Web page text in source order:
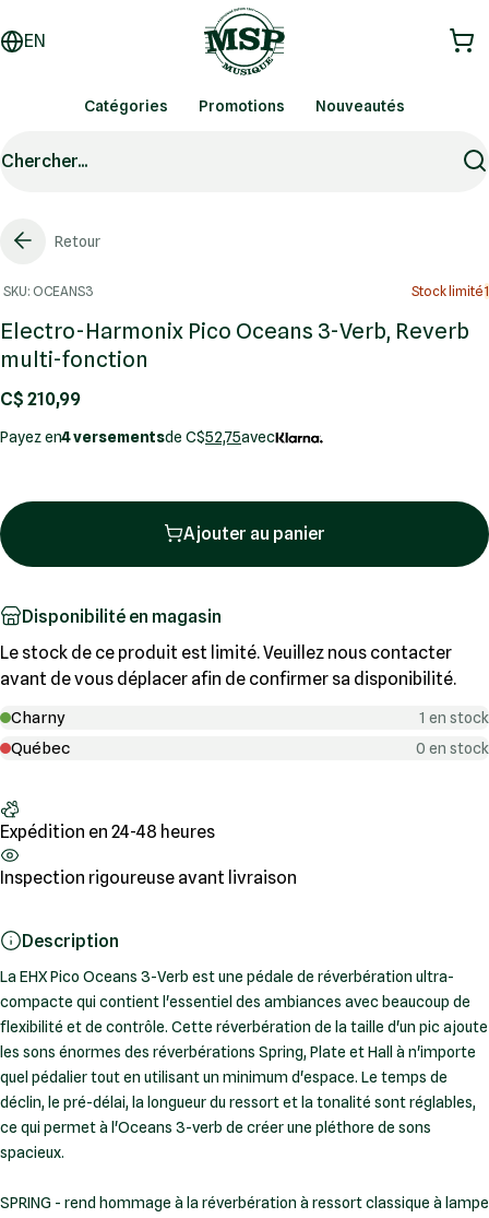
EN
Catégories Promotions Nouveautés
Chercher...
Retour
SKU: OCEANS3 Stock limité1
Electro-Harmonix Pico Oceans 3-Verb, Reverb
multi-fonction
C$ 210,99
Payez en4 versementsde C$52,75avec
Ajouter au panier
Disponibilité en magasin
Le stock de ce produit est limité. Veuillez nous contacter
avant de vous déplacer afin de confirmer sa disponibilité.
Charny 1 en stock
Québec 0 en stock
Expédition en 24-48 heures
Inspection rigoureuse avant livraison
Description
La EHX Pico Oceans 3-Verb est une pédale de réverbération ultra-
compacte qui contient l'essentiel des ambiances avec beaucoup de
flexibilité et de contrôle. Cette réverbération de la taille d'un pic ajoute
les sons énormes des réverbérations Spring, Plate et Hall à n'importe
quel pédalier tout en utilisant un minimum d'espace. Le temps de
déclin, le pré-délai, la longueur du ressort et la tonalité sont réglables,
ce qui permet à l'Oceans 3-verb de créer une pléthore de sons
spacieux.
SPRING - rend hommage à la réverbération à ressort classique à lampe